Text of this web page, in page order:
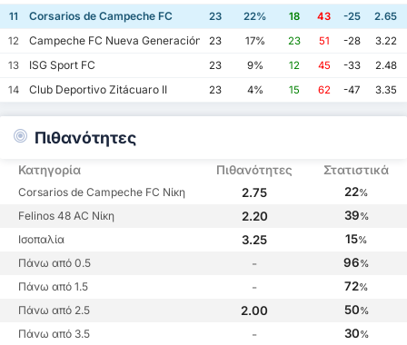
11
Corsarios de Campeche FC 23 22% 18 43 -25
2.65
12
Campeche FC Nueva Generación 23 17% 23 51 -28
3.22
13
ISG Sport FC 23 9% 12 45 -33
2.48
14
Club Deportivo Zitácuaro II 23 4% 15 62 -47 3.35
Πιθανότητες
Κατηγορία Πιθανότητες Στατιστικά
Corsarios de Campeche FC Νίκη 2.75 22%
Felinos 48 AC Νίκη 2.20 39%
Ισοπαλία 3.25 15%
Πάνω από 0.5 - 96%
Πάνω από 1.5 - 72%
Πάνω από 2.5 2.00 50%
Πάνω από 3.5 - 30%